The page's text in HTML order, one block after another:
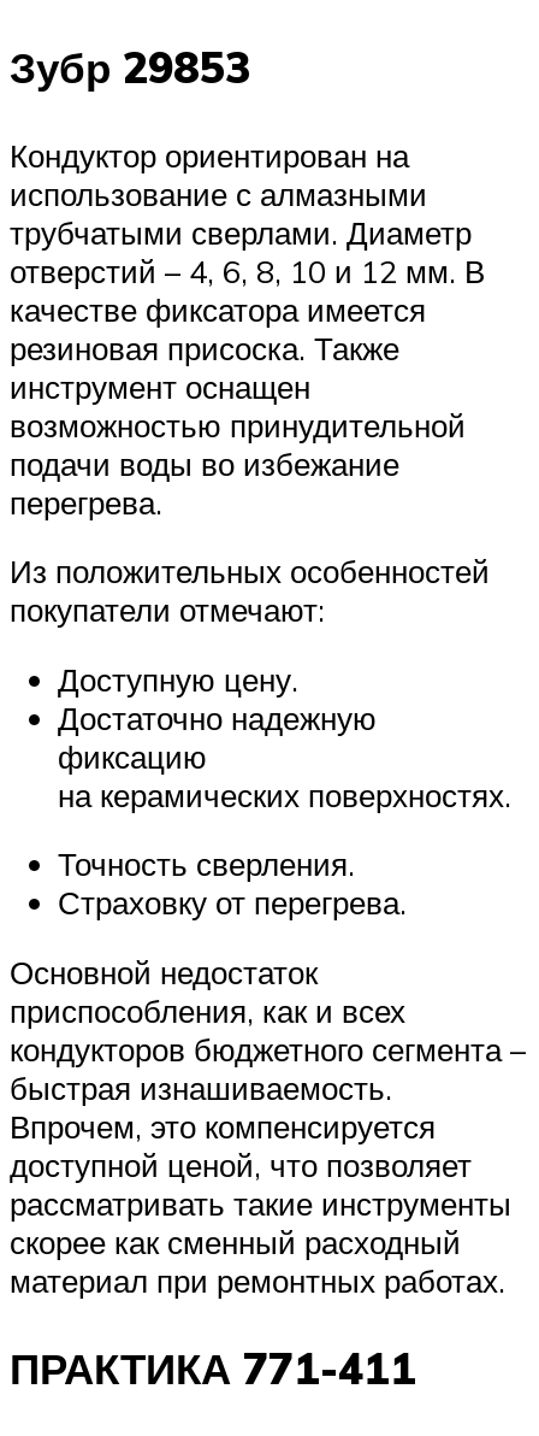
Зубр 29853
Кондуктор ориентирован на
использование с алмазными
трубчатыми сверлами. Диаметр
отверстий – 4, 6, 8, 10 и 12 мм. В
качестве фиксатора имеется
резиновая присоска. Также
инструмент оснащен
возможностью принудительной
подачи воды во избежание
перегрева.
Из положительных особенностей
покупатели отмечают:
Доступную цену.
Достаточно надежную
фиксацию
на керамических поверхностях.
Точность сверления.
Страховку от перегрева.
Основной недостаток
приспособления, как и всех
кондукторов бюджетного сегмента –
быстрая изнашиваемость.
Впрочем, это компенсируется
доступной ценой, что позволяет
рассматривать такие инструменты
скорее как сменный расходный
материал при ремонтных работах.
ПРАКТИКА 771-411